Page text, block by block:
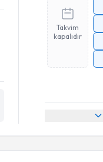
Takvim
kapalıdır